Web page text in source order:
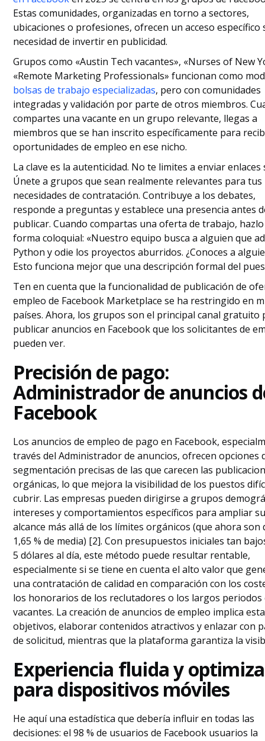
Estas comunidades, organizadas en torno a sectores,
ubicaciones o profesiones, ofrecen un acceso específico
necesidad de invertir en publicidad.
Grupos como «Austin Tech vacantes», «Nurses of New
«Remote Marketing Professionals» funcionan como
bolsas de trabajo especializadas, pero con comunidades
integradas y validación por parte de otros miembros.
compartes una vacante en un grupo relevante, llegas a
miembros que se han inscrito específicamente para
oportunidades de empleo en ese nicho.
La clave es la autenticidad. No te limites a enviar enlaces
Únete a grupos que sean realmente relevantes para tus
necesidades de contratación. Contribuye a los debates,
responde a preguntas y establece una presencia antes
publicar. Cuando compartas una oferta de trabajo,
forma coloquial: «Nuestro equipo busca a alguien que
Python y odie los proyectos aburridos. ¿Conoces a
Esto funciona mejor que una descripción formal del
Ten en cuenta que la funcionalidad de publicación de
empleo de Facebook Marketplace se ha restringido en
países. Ahora, los grupos son el principal canal gratuito
publicar anuncios en Facebook que los solicitantes de
pueden ver.
Precisión de pago:
Administrador de anuncios
Facebook
Los anuncios de empleo de pago en Facebook,
través del Administrador de anuncios, ofrecen opciones
segmentación precisas de las que carecen las
orgánicas, lo que mejora la visibilidad de los puestos
cubrir. Las empresas pueden dirigirse a grupos
intereses y comportamientos específicos para ampliar
alcance más allá de los límites orgánicos (que ahora son
1,65 % de media) [2]. Con presupuestos iniciales tan
5 dólares al día, este método puede resultar rentable,
especialmente si se tiene en cuenta el alto valor que
una contratación de calidad en comparación con los
los honorarios de los reclutadores o los largos periodos
vacantes. La creación de anuncios de empleo implica
objetivos, elaborar contenidos atractivos y enlazar con
de solicitud, mientras que la plataforma garantiza la
Experiencia fluida y
para dispositivos móviles
He aquí una estadística que debería influir en todas las
decisiones: el 98 % de usuarios de Facebook usuarios la